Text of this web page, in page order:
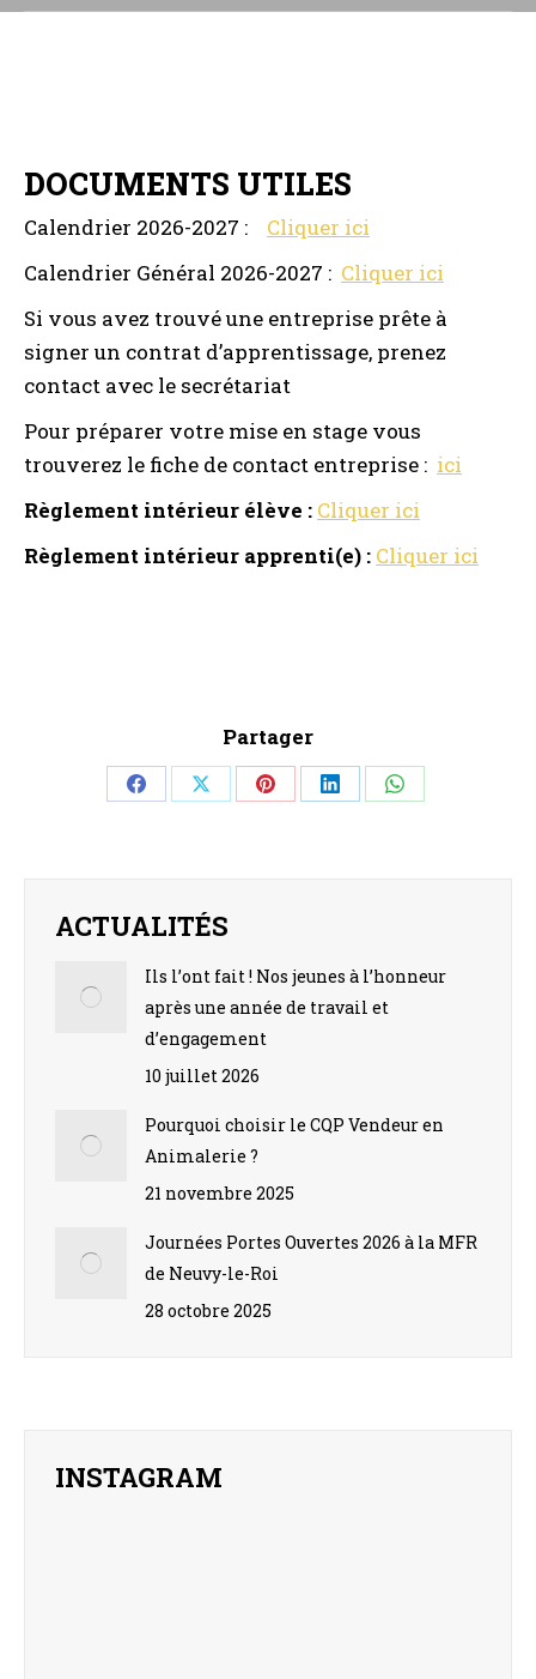
DOCUMENTS UTILES
Calendrier 2026-2027 : Cliquer ici
Calendrier Général 2026-2027 : Cliquer ici
Si vous avez trouvé une entreprise prête à
signer un contrat d’apprentissage, prenez
contact avec le secrétariat
Pour préparer votre mise en stage vous
trouverez le fiche de contact entreprise : ici
Règlement intérieur élève : Cliquer ici
Règlement intérieur apprenti(e) : Cliquer ici
Partager
Share Share Share Share Share
ACTUALITÉS
Ils l’ont fait ! Nos jeunes à l’honneur
après une année de travail et
d’engagement
10 juillet 2026
Pourquoi choisir le CQP Vendeur en
Animalerie ?
21 novembre 2025
Journées Portes Ouvertes 2026 à la MFR
de Neuvy-le-Roi
28 octobre 2025
INSTAGRAM